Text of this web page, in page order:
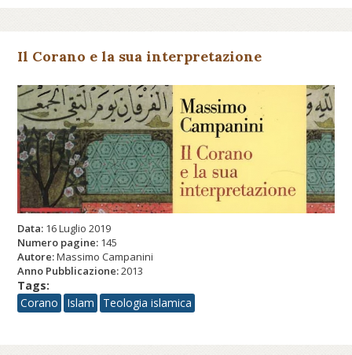
Il Corano e la sua interpretazione
Data: 16 Luglio 2019
Numero pagine: 145
Autore:Massimo Campanini
Anno Pubblicazione:2013
Tags:
Corano
Islam Teologia islamica